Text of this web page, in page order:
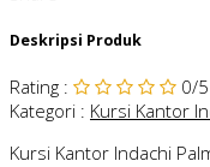
Deskripsi Produk
Rating : 0/5
Kategori : Kursi Kantor
Kursi Kantor Indachi